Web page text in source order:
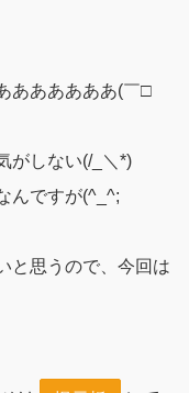
ああああああ(￣□
がしない(/_＼*)
んですが(^_^;
と思うので、今回は